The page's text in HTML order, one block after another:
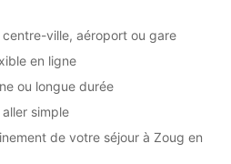
ville, aéroport ou gare
en ligne
ou longue durée
simple
de votre séjour à Zoug en